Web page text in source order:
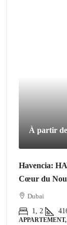
À partir de
Havencia:
Cœur du
Dubai
1, 2